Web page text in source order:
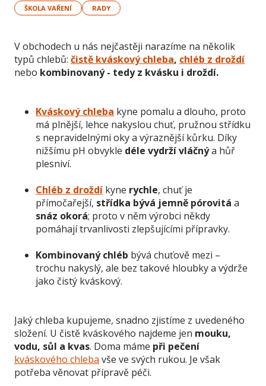
ŠKOLA VAŘENÍ
RADY
V obchodech u nás nejčastěji narazíme na několik
typů chlebů: čistě kváskový chleba, chléb z droždí
nebo kombinovaný - tedy z kvásku i droždí.
Kváskový chleba kyne pomalu a dlouho, proto
má plnější, lehce nakyslou chuť, pružnou střídku
s nepravidelnými oky a výraznější kůrku. Díky
nižšímu pH obvykle déle vydrží vláčnýa hůř
plesniví.
Chléb z droždí kyne rychle, chuť je
přímočařejší, střídka bývá jemně pórovitá a
snáz okorá; proto v něm výrobci někdy
pomáhají trvanlivosti zlepšujícími přípravky.
Kombinovaný chléb bývá chuťově mezi –
trochu nakyslý, ale bez takové hloubky a výdrže
jako čistý kváskový.
Jaký chleba kupujeme, snadno zjistíme z uvedeného
složení. U čistě kváskového najdeme jen mouku,
vodu, sůl a kvas. Doma máme při pečení
kváskového chleba vše ve svých rukou. Je však
potřeba věnovat přípravě péči.